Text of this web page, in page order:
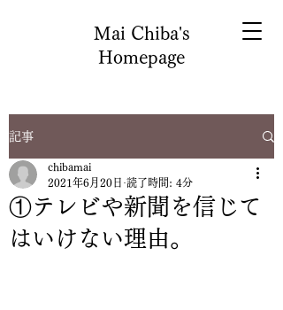
Mai Chiba's
Homepage
記事
①テレビや新聞を信じて
はいけない理由。
chibamai
2021年6月20日 読了時間: 4分